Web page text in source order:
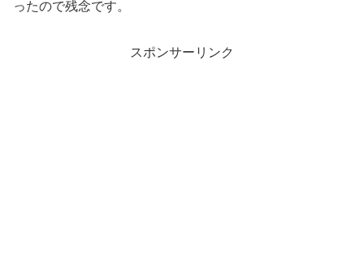
ったので残念です。
スポンサーリンク